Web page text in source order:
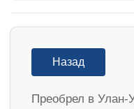
Назад
Преобрел в Улан-